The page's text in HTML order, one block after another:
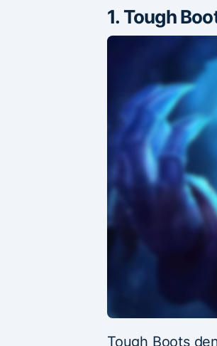
1. Tough
Tough Boots